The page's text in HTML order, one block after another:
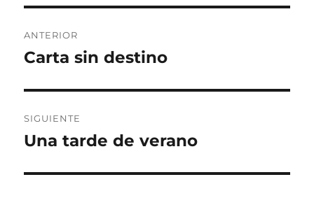
de
ANTERIOR
Entrada
Carta sin destino
SIGUIENTE
Entrada
Una tarde de verano